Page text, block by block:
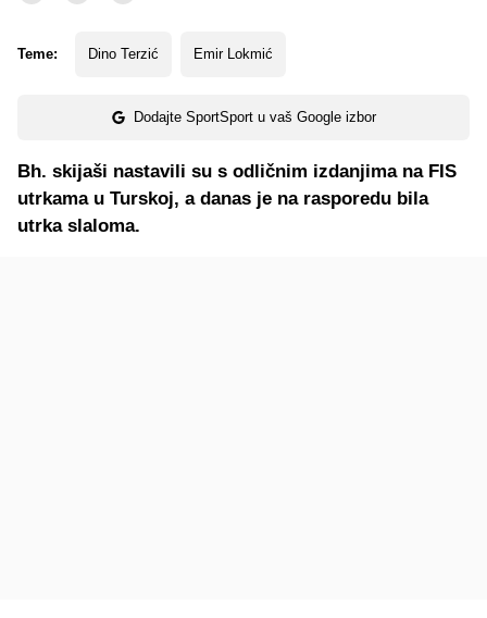
Teme: Dino Terzić Emir Lokmić
Dodajte SportSport u vaš Google izbor
Bh. skijaši nastavili su s odličnim izdanjima na FIS
utrkama u Turskoj, a danas je na rasporedu bila
utrka slaloma.